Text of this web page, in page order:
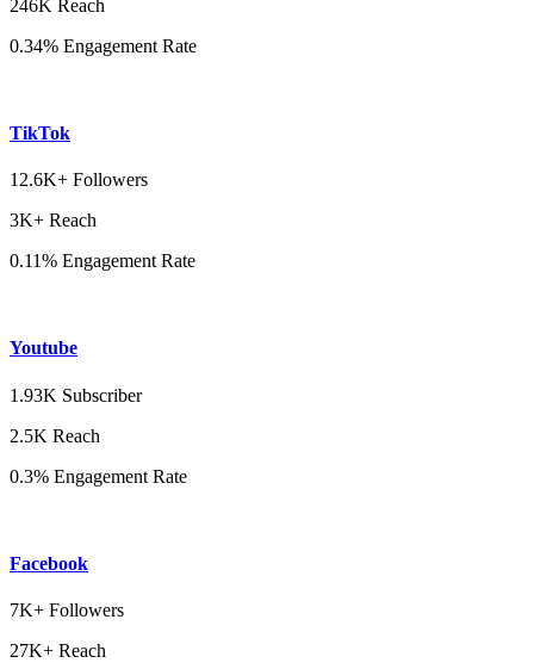
246K Reach
0.34% Engagement Rate
TikTok
12.6K+ Followers
3K+ Reach
0.11% Engagement Rate
Youtube
1.93K Subscriber
2.5K Reach
0.3% Engagement Rate
Facebook
7K+ Followers
27K+ Reach